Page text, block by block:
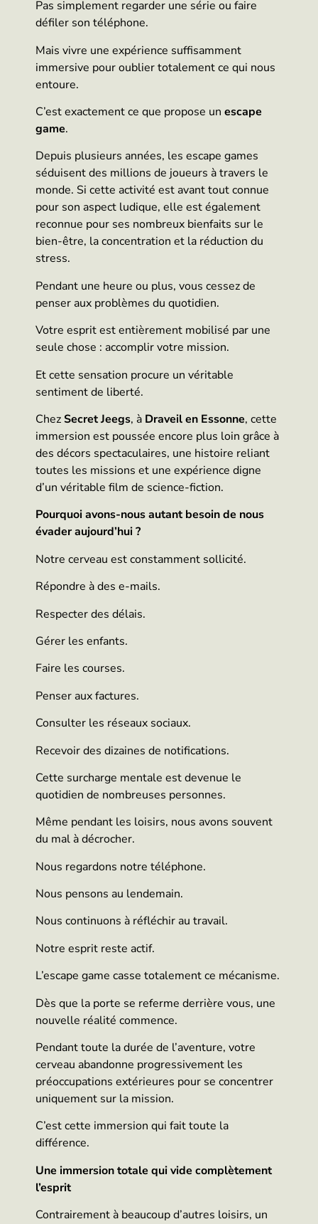
Pas simplement regarder une série ou faire
défiler son téléphone.
Mais vivre une expérience suffisamment
immersive pour oublier totalement ce qui nous
entoure.
C’est exactement ce que propose un escape
game.
Depuis plusieurs années, les escape games
séduisent des millions de joueurs à travers le
monde. Si cette activité est avant tout connue
pour son aspect ludique, elle est également
reconnue pour ses nombreux bienfaits sur le
bien-être, la concentration et la réduction du
stress.
Pendant une heure ou plus, vous cessez de
penser aux problèmes du quotidien.
Votre esprit est entièrement mobilisé par une
seule chose : accomplir votre mission.
Et cette sensation procure un véritable
sentiment de liberté.
ChezSecret Jeegs, à Draveil en Essonne, cette
immersion est poussée encore plus loin grâce à
des décors spectaculaires, une histoire reliant
toutes les missions et une expérience digne
d’un véritable film de science-fiction.
Pourquoi avons-nous autant besoin de nous
évader aujourd’hui ?
Notre cerveau est constamment sollicité.
Répondre à des e-mails.
Respecter des délais.
Gérer les enfants.
Faire les courses.
Penser aux factures.
Consulter les réseaux sociaux.
Recevoir des dizaines de notifications.
Cette surcharge mentale est devenue le
quotidien de nombreuses personnes.
Même pendant les loisirs, nous avons souvent
du mal à décrocher.
Nous regardons notre téléphone.
Nous pensons au lendemain.
Nous continuons à réfléchir au travail.
Notre esprit reste actif.
L’escape game casse totalement ce mécanisme.
Dès que la porte se referme derrière vous, une
nouvelle réalité commence.
Pendant toute la durée de l’aventure, votre
cerveau abandonne progressivement les
préoccupations extérieures pour se concentrer
uniquement sur la mission.
C’est cette immersion qui fait toute la
différence.
Une immersion totale qui vide complètement
l’esprit
Contrairement à beaucoup d’autres loisirs, un